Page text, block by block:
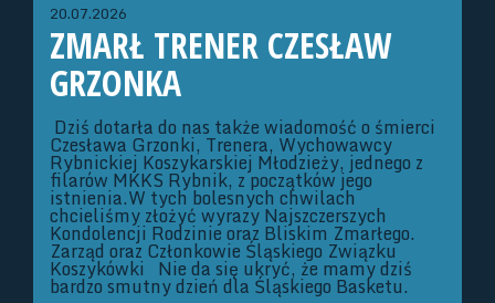
20.07.2026
ZMARŁ TRENER CZESŁAW
GRZONKA
Dziś dotarła do nas także wiadomość o śmierci
Czesława Grzonki, Trenera, Wychowawcy
Rybnickiej Koszykarskiej Młodzieży, jednego z
filarów MKKS Rybnik, z początków jego
istnienia.W tych bolesnych chwilach
chcieliśmy złożyć wyrazy Najszczerszych
Kondolencji Rodzinie oraz Bliskim Zmarłego.
Zarząd oraz Członkowie Śląskiego Związku
Koszykówki Nie da się ukryć, że mamy dziś
bardzo smutny dzień dla Śląskiego Basketu.